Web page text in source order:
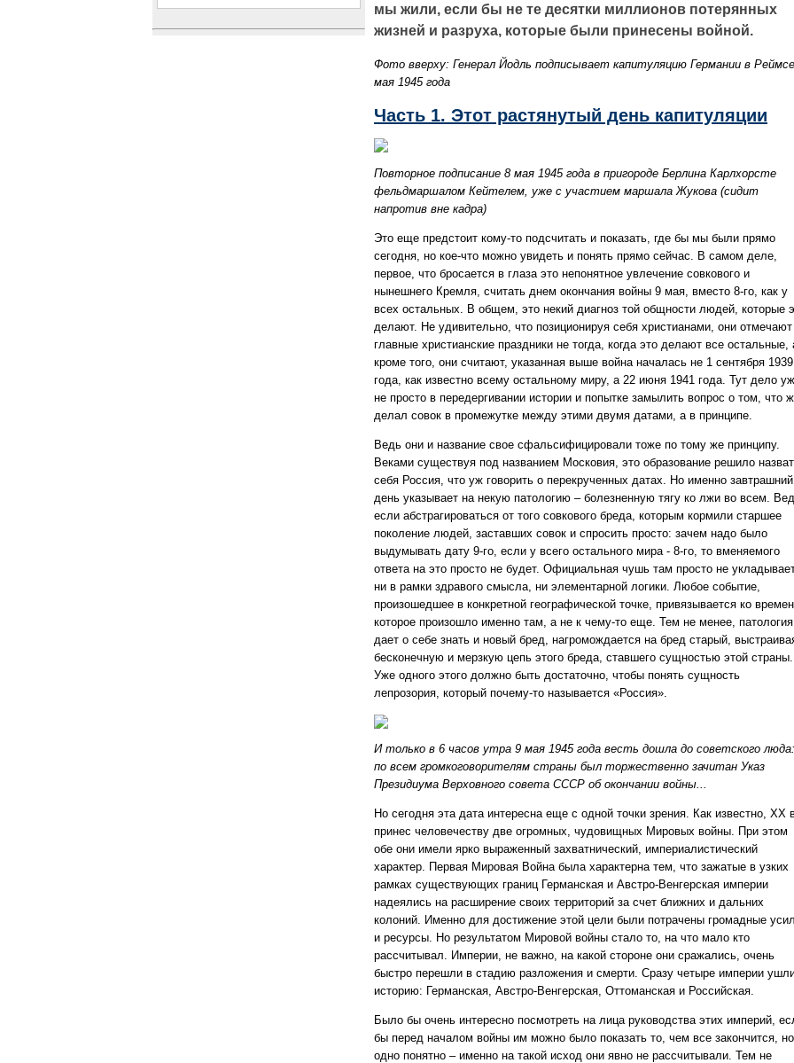
мы жили, если бы не те десятки миллионов потерянных
жизней и разруха, которые были принесены войной.
Фото вверху: Генерал Йодль подписывает капитуляцию Германии в
мая 1945 года
Часть 1. Этот растянутый день капитуляции
Повторное подписание 8 мая 1945 года в пригороде Берлина Карлхорсте
фельдмаршалом Кейтелем, уже с участием маршала Жукова (сидит
напротив вне кадра)
Это еще предстоит кому-то подсчитать и показать, где бы мы были прямо
сегодня, но кое-что можно увидеть и понять прямо сейчас. В самом деле,
первое, что бросается в глаза это непонятное увлечение совкового и
нынешнего Кремля, считать днем окончания войны 9 мая, вместо 8-го, как у
всех остальных. В общем, это некий диагноз той общности людей, которые
делают. Не удивительно, что позиционируя себя христианами, они отмечают
главные христианские праздники не тогда, когда это делают все остальные,
кроме того, они считают, указанная выше война началась не 1 сентября 1939
года, как известно всему остальному миру, а 22 июня 1941 года. Тут дело
не просто в передергивании истории и попытке замылить вопрос о том, что
делал совок в промежутке между этими двумя датами, а в принципе.
Ведь они и название свое сфальсифицировали тоже по тому же принципу.
Веками существуя под названием Московия, это образование решило
себя Россия, что уж говорить о перекрученных датах. Но именно завтрашний
день указывает на некую патологию – болезненную тягу ко лжи во всем.
если абстрагироваться от того совкового бреда, которым кормили старшее
поколение людей, заставших совок и спросить просто: зачем надо было
выдумывать дату 9-го, если у всего остального мира - 8-го, то вменяемого
ответа на это просто не будет. Официальная чушь там просто не
ни в рамки здравого смысла, ни элементарной логики. Любое событие,
произошедшее в конкретной географической точке, привязывается ко
которое произошло именно там, а не к чему-то еще. Тем не менее, патология
дает о себе знать и новый бред, нагромождается на бред старый,
бесконечную и мерзкую цепь этого бреда, ставшего сущностью этой страны.
Уже одного этого должно быть достаточно, чтобы понять сущность
лепрозория, который почему-то называется «Россия».
И только в 6 часов утра 9 мая 1945 года весть дошла до советского люда:
по всем громкоговорителям страны был торжественно зачитан Указ
Президиума Верховного совета СССР об окончании войны...
Но сегодня эта дата интересна еще с одной точки зрения. Как известно, ХХ
принес человечеству две огромных, чудовищных Мировых войны. При этом
обе они имели ярко выраженный захватнический, империалистический
характер. Первая Мировая Война была характерна тем, что зажатые в узких
рамках существующих границ Германская и Австро-Венгерская империи
надеялись на расширение своих территорий за счет ближних и дальних
колоний. Именно для достижение этой цели были потрачены громадные
и ресурсы. Но результатом Мировой войны стало то, на что мало кто
рассчитывал. Империи, не важно, на какой стороне они сражались, очень
быстро перешли в стадию разложения и смерти. Сразу четыре империи
историю: Германская, Австро-Венгерская, Оттоманская и Российская.
Было бы очень интересно посмотреть на лица руководства этих империй,
бы перед началом войны им можно было показать то, чем все закончится, но
одно понятно – именно на такой исход они явно не рассчитывали. Тем не